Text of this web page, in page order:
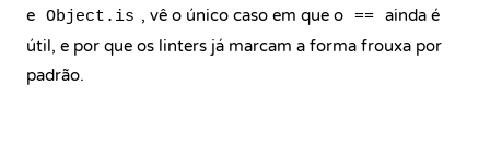
e Object.is , vê o único caso em que o == ainda é
útil, e por que os linters já marcam a forma frouxa por
padrão.